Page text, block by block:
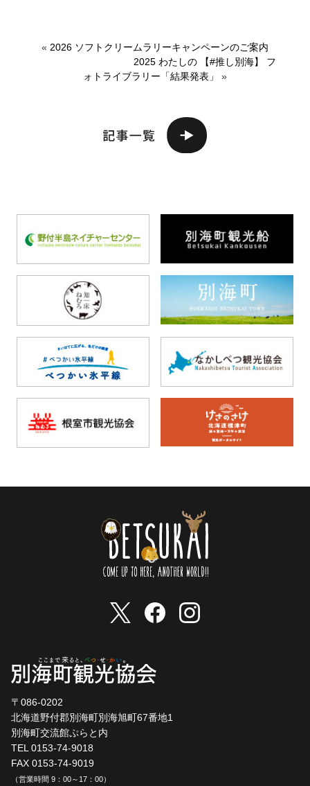
« 2026 ソフトクリームラリーキャンペーンのご案内
2025 わたしの 【#推し別海】 フ
ォトライブラリー「結果発表」
»
〒086-0202
北海道野付郡別海町別海旭町67番地1
別海町交流館ぷらと内
TEL 0153-74-9018
FAX 0153-74-9019
（営業時間 9：00～17：00）